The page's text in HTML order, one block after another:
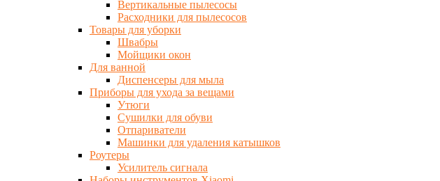
Вертикальные пылесосы
Расходники для пылесосов
Товары для уборки
Швабры
Мойщики окон
Для ванной
Диспенсеры для мыла
Приборы для ухода за вещами
Утюги
Сушилки для обуви
Отпариватели
Машинки для удаления катышков
Роутеры
Усилитель сигнала